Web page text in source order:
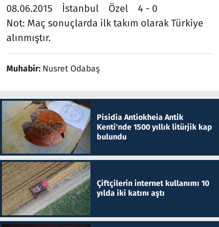
08.06.2015 İstanbul Özel 4 - 0
Not: Maç sonuçlarda ilk takım olarak Türkiye
alınmıştır.
Muhabir: Nusret Odabaş
Pisidia Antiokheia Antik
Kenti'nde 1500 yıllık litürjik kap
bulundu
Çiftçilerin internet kullanımı 10
yılda iki katını aştı